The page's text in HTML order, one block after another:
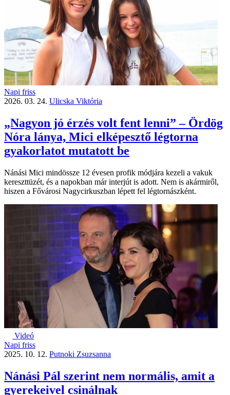
Napi friss
2026. 03. 24. Ulicska Viktória
„Nagyon jó érzés volt fent lenni” – Ördög
Nóra lánya, Mici elképesztő légtorna
gyakorlatot mutatott be
Nánási Mici mindössze 12 évesen profik módjára kezeli a vakuk
kereszttüzét, és a napokban már interjút is adott. Nem is akármiről,
hiszen a Fővárosi Nagycirkuszban lépett fel légtornászként.
Videó
Napi friss
2025. 10. 12. Putnoki Zsuzsanna
Nánási Pál szerint nem normális, amit a
gyerekeivel csinálnak